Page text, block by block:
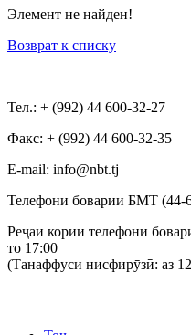
Элемент не найден!
Возврат к списку
Тел.: + (992) 44 600-32-27
Факс: + (992) 44 600-32-35
Е-mail: info@nbt.tj
Телефони боварии БМТ (44-
Реҷаи кории телефони
то 17:00
(Танаффуси нисфирӯзӣ: аз